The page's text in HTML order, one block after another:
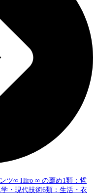
ツ∞ Hiro ∞ の薦め1類：哲
・現代技術6類：生活・衣